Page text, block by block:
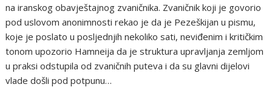
na iranskog obavještajnog zvaničnika. Zvaničnik koji je govorio
pod uslovom anonimnosti rekao je da je Pezeškijan u pismu,
koje je poslato u posljednjih nekoliko sati, neviđenim i kritičkim
tonom upozorio Hamneija da je struktura upravljanja zemljom
u praksi odstupila od zvaničnih puteva i da su glavni dijelovi
vlade došli pod potpunu…